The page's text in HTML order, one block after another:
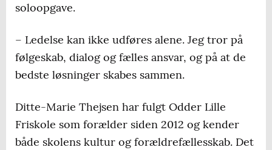
soloopgave.
– Ledelse kan ikke udføres alene. Jeg tror på
følgeskab, dialog og fælles ansvar, og på at de
bedste løsninger skabes sammen.
Ditte-Marie Thejsen har fulgt Odder Lille
Friskole som forælder siden 2012 og kender
både skolens kultur og forældrefællesskab. Det